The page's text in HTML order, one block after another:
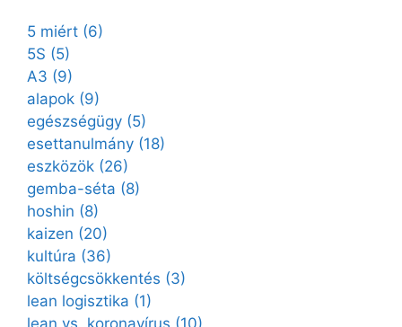
5 miért (6)
5S (5)
A3 (9)
alapok (9)
egészségügy (5)
esettanulmány (18)
eszközök (26)
gemba-séta (8)
hoshin (8)
kaizen (20)
kultúra (36)
költségcsökkentés (3)
lean logisztika (1)
lean vs. koronavírus (10)